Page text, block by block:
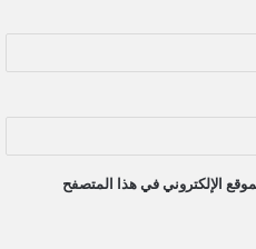
الإلكتروني في هذا المتصفح